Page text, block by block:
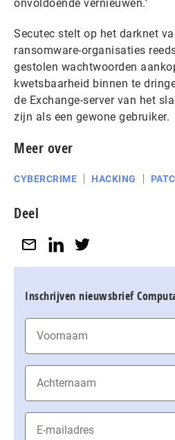
onvoldoende vernieuwen.’
Secutec stelt op het darknet
ransomware-organisaties
gestolen wachtwoorden
kwetsbaarheid binnen te
de Exchange-server van het
zijn als een gewone gebruiker.
Meer over
CYBERCRIME HACKING
Deel
Inschrijven nieuwsbrief